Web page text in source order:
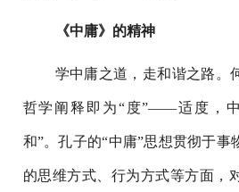
《中庸》的精神
学中庸之道，走和谐之路。
哲学阐释即为“度”——适度，
和”。孔子的“中庸”思想贯彻于事
的思维方式、行为方式等方面，